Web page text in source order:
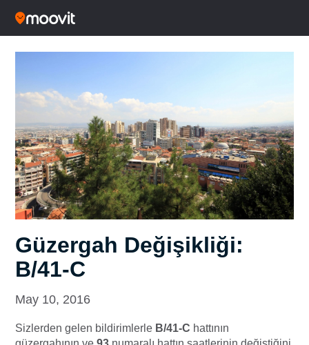
Güzergah Değişikliği:
B/41-C
May 10, 2016
Sizlerden gelen bildirimlerle B/41-C hattının